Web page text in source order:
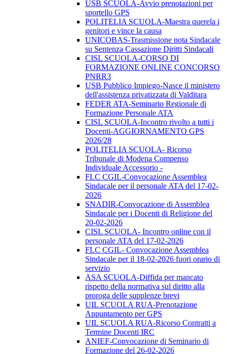
USB SCUOLA-Avvio prenotazioni per
sportello GPS
POLITELIA SCUOLA-Maestra querela i
genitori e vince la causa
UNICOBAS-Trasmissione nota Sindacale
su Sentenza Cassazione Diritti Sindacali
CISL SCUOLA-CORSO DI
FORMAZIONE ONLINE CONCORSO
PNRR3
USB Pubblico Impiego-Nasce il ministero
dell'assistenza privatizzata di Valditara
FEDER ATA-Seminario Regionale di
Formazione Personale ATA
CISL SCUOLA-Incontro rivolto a tutti i
Docenti-AGGIORNAMENTO GPS
2026/28
POLITELIA SCUOLA- Ricorso
Tribunale di Modena Compenso
Individuale Accessorio -
FLC CGIL-Convocazione Assemblea
Sindacale per il personale ATA del 17-02-
2026
SNADIR-Convocazione di Assemblea
Sindacale per i Docenti di Religione del
20-02-2026
CISL SCUOLA- Incontro online con il
personale ATA del 17-02-2026
FLC CGIL- Convocazione Assemblea
Sindacale per il 18-02-2026 fuori orario di
servizio
ASA SCUOLA-Diffida per mancato
rispetto della normativa sul diritto alla
proroga delle supplenze brevi
UIL SCUOLA RUA-Prenotazione
Appuntamento per GPS
UIL SCUOLA RUA-Ricorso Contratti a
Termine Docenti IRC
ANIEF-Convocazione di Seminario di
Formazione del 26-02-2026